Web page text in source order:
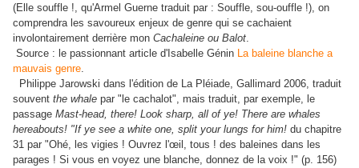
(Elle souffle !, qu'Armel Guerne traduit par : Souffle, sou-ouffle !), on
comprendra les savoureux enjeux de genre qui se cachaient
involontairement derrière mon Cachaleine ou Balot.
Source : le passionnant article d'Isabelle Génin La baleine blanche a
mauvais genre.
Philippe Jarowski dans l'édition de La Pléiade, Gallimard 2006, traduit
souvent the whale par "le cachalot", mais traduit, par exemple, le
passage Mast-head, there! Look sharp, all of ye! There are whales
hereabouts! "If ye see a white one, split your lungs for him! du chapitre
31 par "Ohé, les vigies ! Ouvrez l'œil, tous ! des baleines dans les
parages ! Si vous en voyez une blanche, donnez de la voix !" (p. 156)